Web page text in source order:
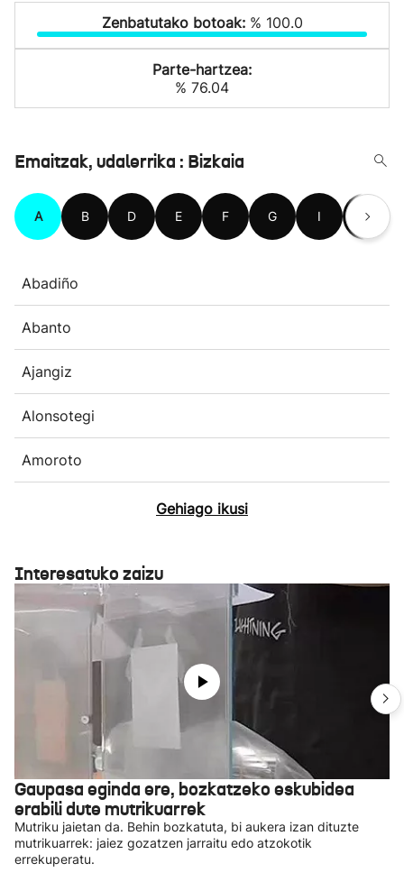
Zenbatutako botoak: % 100.0
Parte-hartzea:
% 76.04
Emaitzak, udalerrika : Bizkaia
A B D E F G I J
Abadiño
Abanto
Ajangiz
Alonsotegi
Amoroto
Gehiago ikusi
Interesatuko zaizu
Gaupasa eginda ere, bozkatzeko eskubidea
erabili dute mutrikuarrek
Mutriku jaietan da. Behin bozkatuta, bi aukera izan dituzte
mutrikuarrek: jaiez gozatzen jarraitu edo atzokotik
errekuperatu.